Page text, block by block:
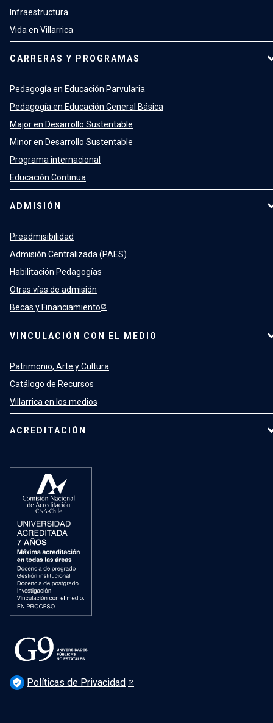
Infraestructura
Vida en Villarrica
CARRERAS Y PROGRAMAS
Pedagogía en Educación Parvularia
Pedagogía en Educación General Básica
Major en Desarrollo Sustentable
Minor en Desarrollo Sustentable
Programa internacional
Educación Continua
ADMISIÓN
Preadmisibilidad
Admisión Centralizada (PAES)
Habilitación Pedagogías
Otras vías de admisión
Becas y Financiamiento
VINCULACIÓN CON EL MEDIO
Patrimonio, Arte y Cultura
Catálogo de Recursos
Villarrica en los medios
ACREDITACIÓN
verified_user Políticas de Privacidad